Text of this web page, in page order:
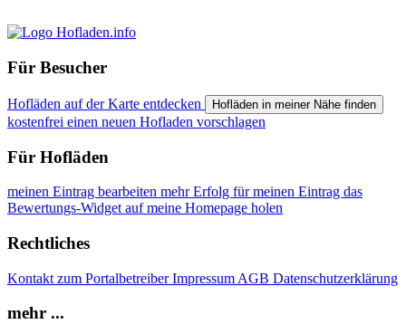
Für Besucher
Hofläden auf der Karte entdecken Hofläden in meiner Nähe finden
kostenfrei einen neuen Hofladen vorschlagen
Für Hofläden
meinen Eintrag bearbeiten mehr Erfolg für meinen Eintrag das
Bewertungs-Widget auf meine Homepage holen
Rechtliches
Kontakt zum PortalbetreiberImpressum AGB Datenschutzerklärung
mehr ...